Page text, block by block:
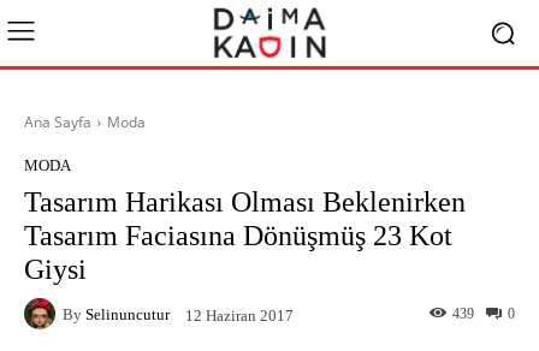
Ana Sayfa Moda
MODA
Tasarım Harikası Olması Beklenirken
Tasarım Faciasına Dönüşmüş 23 Kot
Giysi
By Selinuncutur 12 Haziran 2017 0
439